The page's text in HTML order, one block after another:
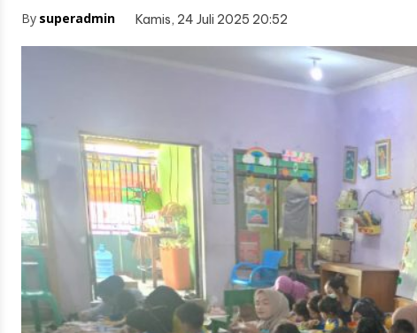
By superadmin Kamis, 24 Juli 2025 20:52